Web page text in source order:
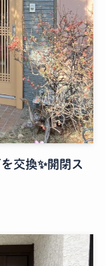
交換✨開閉ス